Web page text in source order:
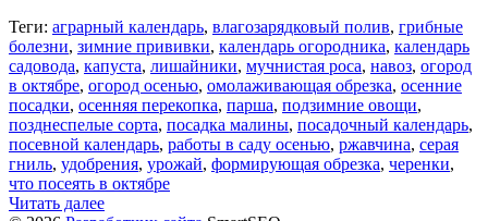
Теги: аграрный календарь, влагозарядковый полив, грибные
болезни, зимние прививки, календарь огородника, календарь
садовода, капуста, лишайники, мучнистая роса, навоз, огород
в октябре, огород осенью, омолаживающая обрезка, осенние
посадки, осенняя перекопка, парша, подзимние овощи,
позднеспелые сорта, посадка малины, посадочный календарь,
посевной календарь, работы в саду осенью, ржавчина, серая
гниль, удобрения, урожай, формирующая обрезка, черенки,
что посеять в октябре
Читать далее